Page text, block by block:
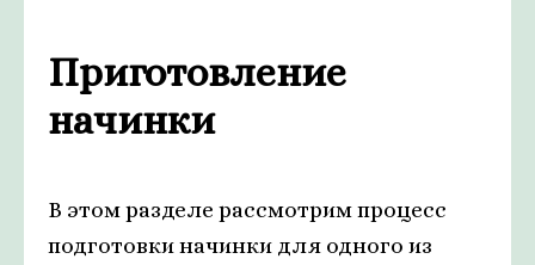
Приготовление
начинки
В этом разделе рассмотрим процесс
подготовки начинки для одного из